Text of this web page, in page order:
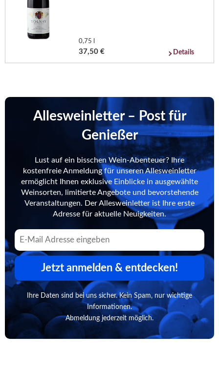
0,75 l
37,50 € Details
Allesweinletter – Post für
Genießer
Lust auf ein bisschen Wein-Abenteuer? Ihre
kostenfreie Anmeldung für unseren Allesweinletter
ermöglicht Ihnen exklusive Einblicke in ausgewählte
Weinsorten, limitierte Angebote und bevorstehende
Veranstaltungen. Der Allesweinletter ist Ihre erste
Adresse für aktuelle Neuigkeiten.
Jetzt anmelden & entdecken!
Ihre Daten sind bei uns sicher. Kein Spam, nur wichtige
Informationen.
Abmeldung jederzeit möglich.